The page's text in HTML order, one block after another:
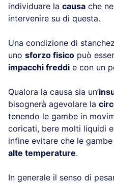
individuare la causa che
intervenire su di questa.
Una condizione di
uno sforzo fisico può
impacchi freddi e con un
Qualora la causa sia un’
bisognerà agevolare la
tenendo le gambe in
coricati, bere molti liquidi
infine evitare che le
alte temperature.
In generale il senso di